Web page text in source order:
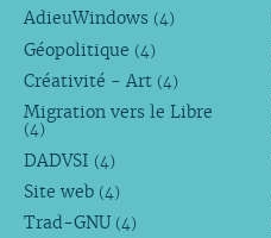
AdieuWindows (4)
Géopolitique (4)
Créativité - Art (4)
Migration vers le Libre
(4)
DADVSI (4)
Site web (4)
Trad-GNU (4)